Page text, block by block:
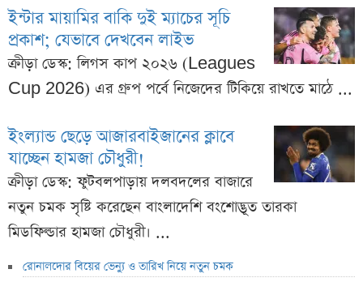
ইন্টার মায়ামির বাকি দুই ম্যাচের সূচি
প্রকাশ; যেভাবে দেখবেন লাইভ
ক্রীড়া ডেস্ক: লিগস কাপ ২০২৬ (Leagues
Cup 2026) এর গ্রুপ পর্বে নিজেদের টিকিয়ে রাখতে মাঠে ...
ইংল্যান্ড ছেড়ে আজারবাইজানের ক্লাবে
যাচ্ছেন হামজা চৌধুরী!
ক্রীড়া ডেস্ক: ফুটবলপাড়ায় দলবদলের বাজারে
নতুন চমক সৃষ্টি করেছেন বাংলাদেশি বংশোদ্ভূত তারকা
মিডফিল্ডার হামজা চৌধুরী। ...
রোনালদোর বিয়ের ভেন্যু ও তারিখ নিয়ে নতুন চমক